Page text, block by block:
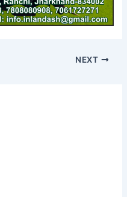
NEXT